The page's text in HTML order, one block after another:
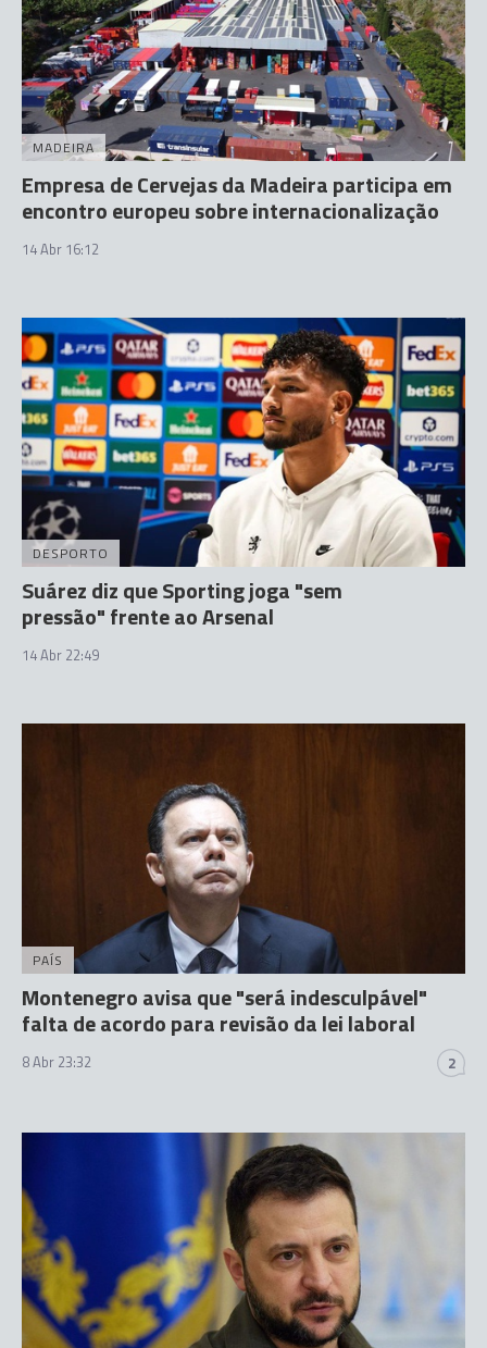
MADEIRA
Empresa de Cervejas da Madeira participa em
encontro europeu sobre internacionalização
14 Abr 16:12
DESPORTO
Suárez diz que Sporting joga "sem
pressão" frente ao Arsenal
14 Abr 22:49
PAÍS
Montenegro avisa que "será indesculpável"
falta de acordo para revisão da lei laboral
8 Abr 23:32 2